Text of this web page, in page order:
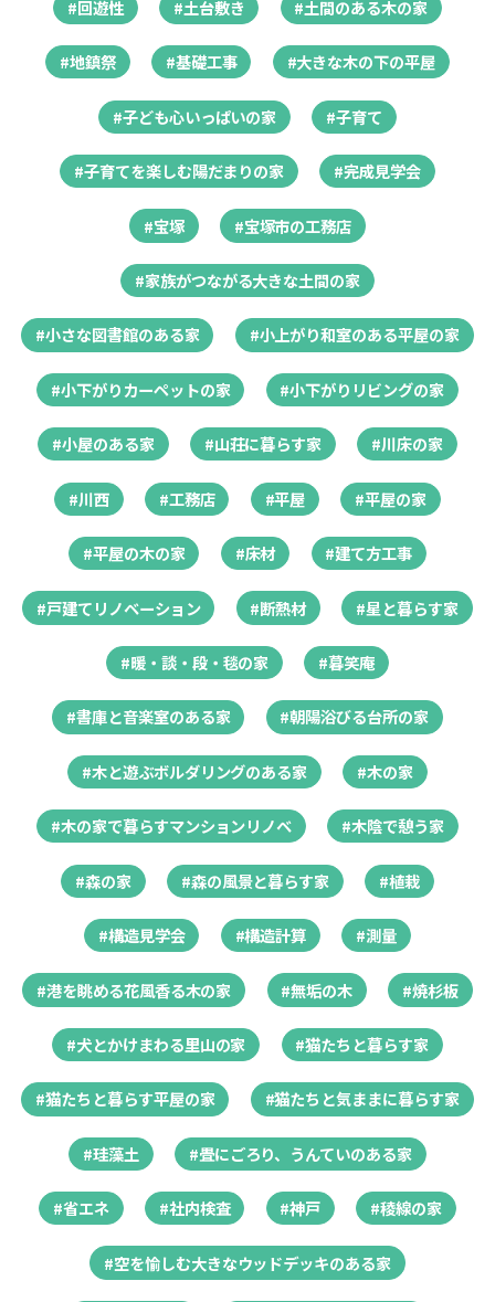
#回遊性 #土台敷き #土間のある木の家
#地鎮祭 #基礎工事 #大きな木の下の平屋
#子ども心いっぱいの家 #子育て
#子育てを楽しむ陽だまりの家 #完成見学会
#宝塚 #宝塚市の工務店
#家族がつながる大きな土間の家
#小さな図書館のある家 #小上がり和室のある平屋の家
#小下がりカーペットの家 #小下がりリビングの家
#小屋のある家 #山荘に暮らす家 #川床の家
#川西 #工務店 #平屋 #平屋の家
#平屋の木の家 #床材 #建て方工事
#戸建てリノベーション #断熱材 #星と暮らす家
#暖・談・段・毯の家 #暮笑庵
#書庫と音楽室のある家 #朝陽浴びる台所の家
#木と遊ぶボルダリングのある家 #木の家
#木の家で暮らすマンションリノベ #木陰で憩う家
#森の家 #森の風景と暮らす家 #植栽
#構造見学会 #構造計算 #測量
#港を眺める花風香る木の家 #無垢の木 #焼杉板
#犬とかけまわる里山の家 #猫たちと暮らす家
#猫たちと暮らす平屋の家 #猫たちと気ままに暮らす家
#珪藻土 #畳にごろり、うんていのある家
#省エネ #社内検査 #神戸 #稜線の家
#空を愉しむ大きなウッドデッキのある家